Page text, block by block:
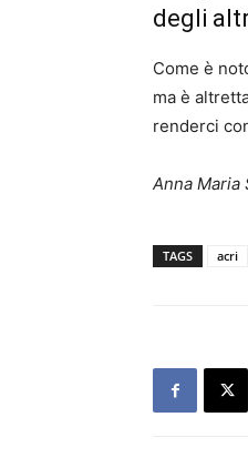
degli
Come è
ma è
renderci
Anna Maria
TAGS acri